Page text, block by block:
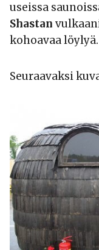
useissa
Shastan
kohoavaa löylyä.
Seuraavaksi